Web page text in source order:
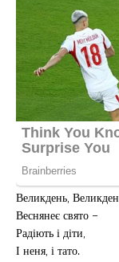
Великдень,
Веснянеє свято –
Радіють і діти,
І неня, і тато.